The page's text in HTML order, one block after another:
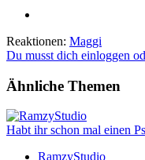
Reaktionen: Maggi
Du musst dich einloggen
Ähnliche Themen
Habt ihr schon mal einen
RamzyStudio